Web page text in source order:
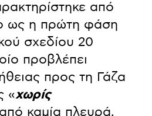
από
ως η πρώτη φάση
σχεδίου 20
προβλέπει
προς τη Γάζα
«χωρίς
καμία πλευρά.